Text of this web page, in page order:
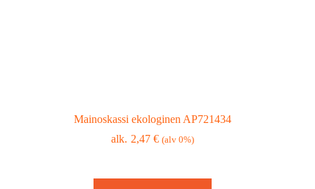
Mainoskassi ekologinen AP721434
2,47€ (alv 0%)